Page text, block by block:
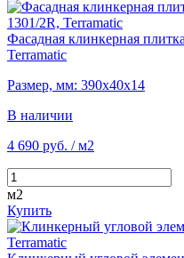
Фасадная клинкерная
Terramatic
Размер, мм: 390х40х14
В наличии
4 690 руб. / м2
м2
Купить